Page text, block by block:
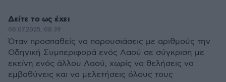
Δείτε το ως έχει
08.07.2025, 08:39
Όταν προσπαθείς να παρουσιάσεις με αριθμούς την
Οδηγική Συμπεριφορά ενός Λαού σε σύγκριση με
εκείνη ενός άλλου Λαού, χωρίς να θελήσεις να
εμβαθύνεις και να μελετήσεις όλους τους